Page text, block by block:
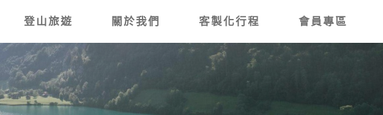
登山旅遊 關於我們 客製化行程 會員專區